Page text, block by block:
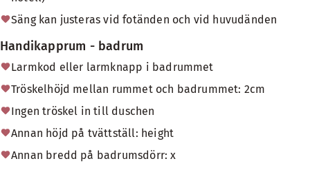
Säng kan justeras vid fotänden och vid huvudänden
Handikapprum - badrum
Larmkod eller larmknapp i badrummet
Tröskelhöjd mellan rummet och badrummet: 2cm
Ingen tröskel in till duschen
Annan höjd på tvättställ: height
Annan bredd på badrumsdörr: x